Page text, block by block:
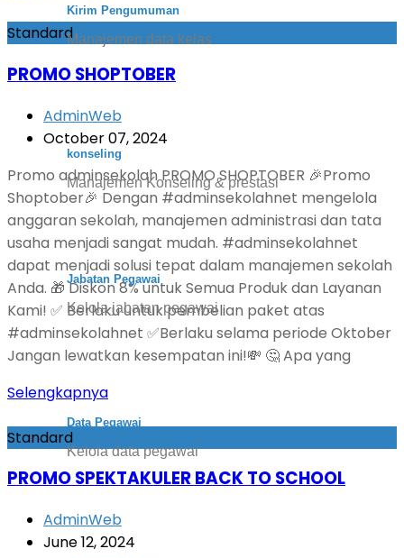
Kirim Pengumuman
Manajemen data kelas
konseling
Manajemen Konseling & prestasi
Jabatan Pegawai
Kelola jabatan pegawai
Data Pegawai
Kelola data pegawai
Standard
PROMO SHOPTOBER
AdminWeb
October 07, 2024
Promo adminsekolah PROMO SHOPTOBER 🎉Promo
Shoptober🎉 Dengan #adminsekolahnet mengelola
anggaran sekolah, manajemen administrasi dan tata
usaha menjadi sangat mudah. #adminsekolahnet
dapat menjadi solusi tepat dalam manajemen sekolah
Anda. 🎁 Diskon 8% untuk Semua Produk dan Layanan
Kami! ✅ Berlaku untuk pembelian paket atas
#adminsekolahnet ✅Berlaku selama periode Oktober
Jangan lewatkan kesempatan ini!💸 🤔 Apa yang
Selengkapnya
Standard
PROMO SPEKTAKULER BACK TO SCHOOL
AdminWeb
June 12, 2024